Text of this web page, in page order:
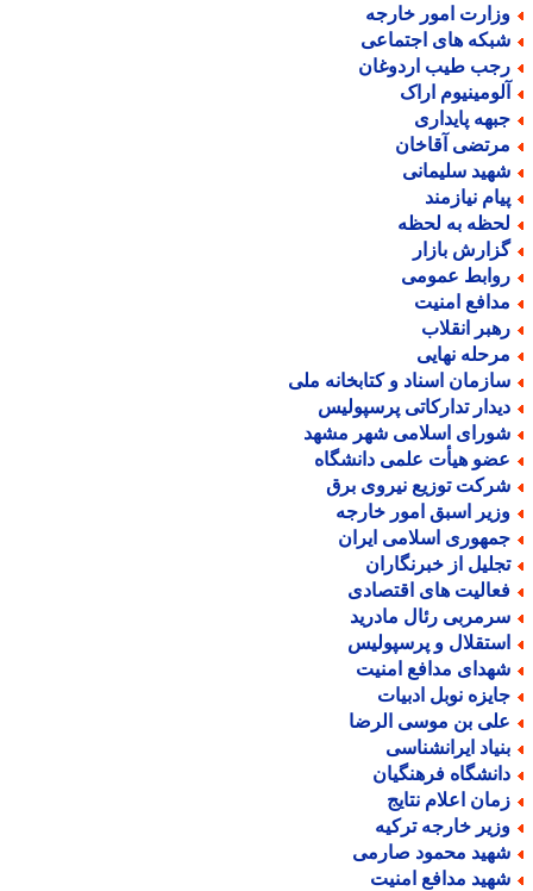
امور خارجه
های اجتماعی
طیب اردوغان
اراک
پایداری
آقاخان
سلیمانی
نیازمند
به لحظه
بازار
عمومی
امنیت
انقلاب
نهایی
اسناد و کتابخانه ملی
تدارکاتی پرسپولیس
اسلامی شهر مشهد
هیأت علمی دانشگاه
توزیع نیروی برق
اسبق امور خارجه
اسلامی ایران
از خبرنگاران
های اقتصادی
رئال مادرید
و پرسپولیس
مدافع امنیت
نوبل ادبیات
بن موسی الرضا
ایرانشناسی
فرهنگیان
اعلام نتایج
خارجه ترکیه
محمود صارمی
مدافع امنیت